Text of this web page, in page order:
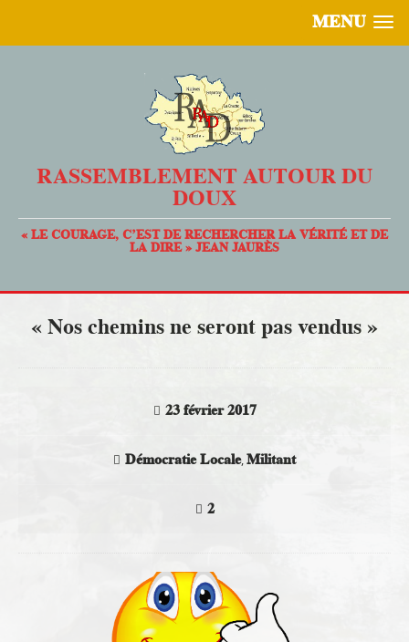
MENU
RASSEMBLEMENT AUTOUR DU
DOUX
« LE COURAGE, C’EST DE RECHERCHER LA VÉRITÉ ET DE
LA DIRE » JEAN JAURÈS
« Nos chemins ne seront pas vendus »
23 février 2017
Démocratie Locale,Militant
2